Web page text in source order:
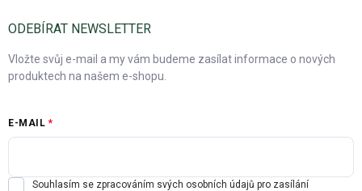
ODEBÍRAT NEWSLETTER
Vložte svůj e-mail a my vám budeme zasílat informace o nových
produktech na našem e-shopu.
E-MAIL
Souhlasím se zpracováním svých osobních údajů pro zasílání